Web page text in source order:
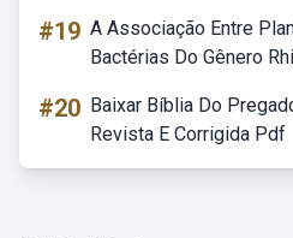
#19 A Associação Entre
Bactérias Do Gênero
#20 Baixar Bíblia Do
Revista E Corrigida Pdf